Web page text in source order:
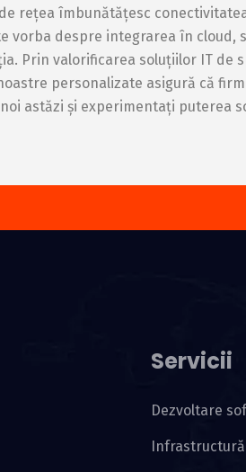
rețea îmbunătățesc
vorba despre integrarea în
Prin valorificarea soluțiilor IT
personalizate asigură că
astăzi și experimentați
Servicii
Dezvoltare